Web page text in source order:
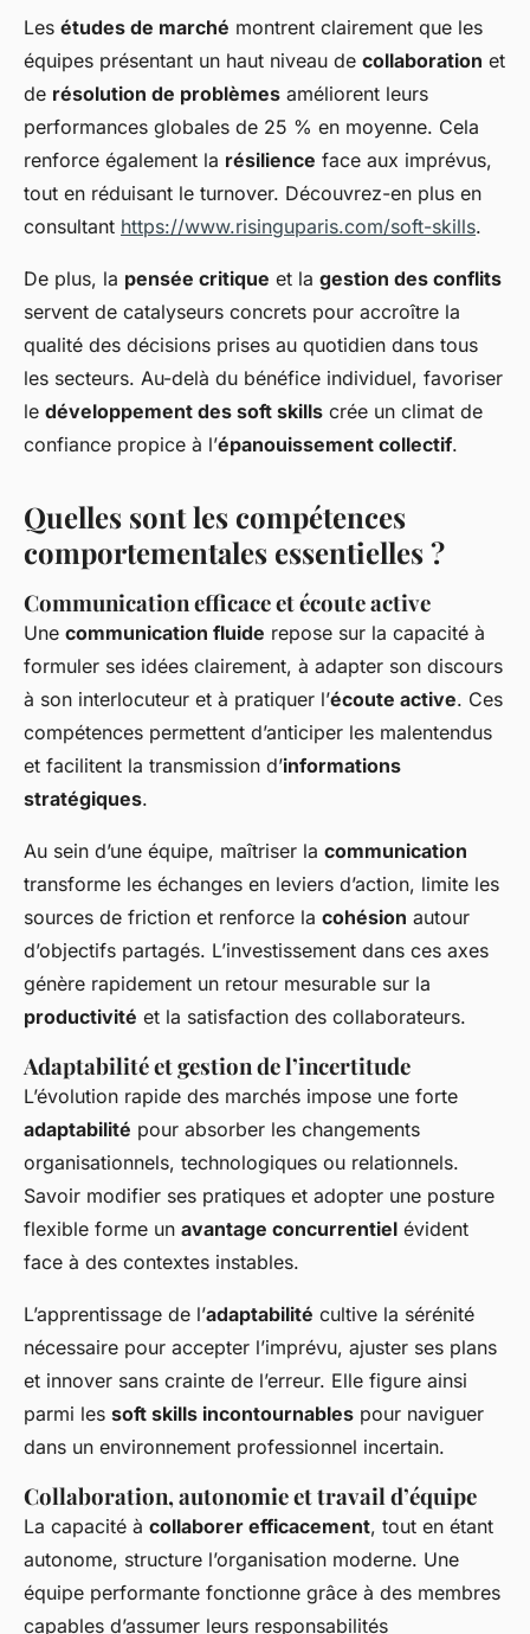
Les études de marché montrent clairement que les
équipes présentant un haut niveau de collaboration et
de résolution de problèmes améliorent leurs
performances globales de 25 % en moyenne. Cela
renforce également la résilience face aux imprévus,
tout en réduisant le turnover. Découvrez-en plus en
consultant https://www.risinguparis.com/soft-skills.
De plus, la pensée critique et la gestion des conflits
servent de catalyseurs concrets pour accroître la
qualité des décisions prises au quotidien dans tous
les secteurs. Au-delà du bénéfice individuel, favoriser
le développement des soft skills crée un climat de
confiance propice à l’épanouissement collectif.
Quelles sont les compétences
comportementales essentielles ?
Communication efficace et écoute active
Une communication fluide repose sur la capacité à
formuler ses idées clairement, à adapter son discours
à son interlocuteur et à pratiquer l’écoute active. Ces
compétences permettent d’anticiper les malentendus
et facilitent la transmission d’informations
stratégiques.
Au sein d’une équipe, maîtriser la communication
transforme les échanges en leviers d’action, limite les
sources de friction et renforce la cohésion autour
d’objectifs partagés. L’investissement dans ces axes
génère rapidement un retour mesurable sur la
productivité et la satisfaction des collaborateurs.
Adaptabilité et gestion de l’incertitude
L’évolution rapide des marchés impose une forte
adaptabilité pour absorber les changements
organisationnels, technologiques ou relationnels.
Savoir modifier ses pratiques et adopter une posture
flexible forme un avantage concurrentiel évident
face à des contextes instables.
L’apprentissage de l’adaptabilité cultive la sérénité
nécessaire pour accepter l’imprévu, ajuster ses plans
et innover sans crainte de l’erreur. Elle figure ainsi
parmi les soft skills incontournables pour naviguer
dans un environnement professionnel incertain.
Collaboration, autonomie et travail d’équipe
La capacité à collaborer efficacement, tout en étant
autonome, structure l’organisation moderne. Une
équipe performante fonctionne grâce à des membres
capables d’assumer leurs responsabilités